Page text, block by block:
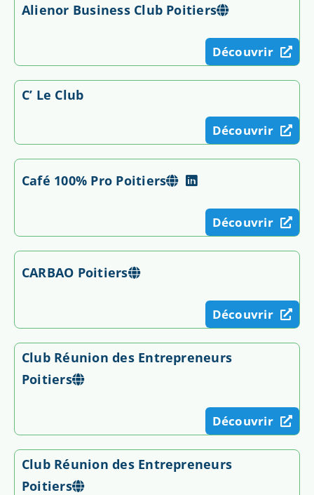
Alienor Business Club Poitiers
Découvrir
C’ Le Club
Découvrir
Café 100% Pro Poitiers
Découvrir
CARBAO Poitiers
Découvrir
Club Réunion des Entrepreneurs
Poitiers
Découvrir
Club Réunion des Entrepreneurs
Poitiers